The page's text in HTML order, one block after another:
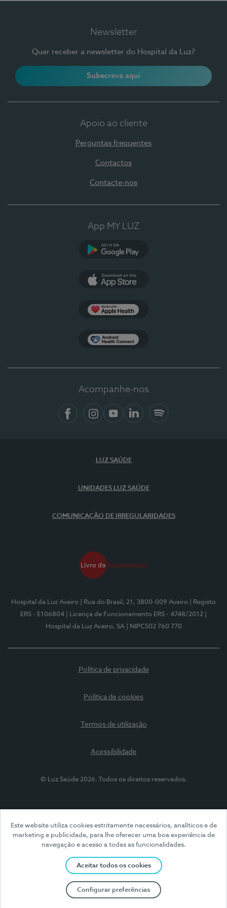
Este website utiliza cookies estritamente necessários, analíticos e de
marketing e publicidade, para lhe oferecer uma boa experiência de
navegação e acesso a todas as funcionalidades.
Aceitar todos os cookies
Configurar preferências
Newsletter
Quer receber a newsletter do Hospital da Luz?
Subscreva aqui
Apoio ao cliente
Perguntas frequentes
Contactos
Contacte-nos
App MY LUZ
Acompanhe-nos
LUZ SAÚDE
UNIDADES LUZ SAÚDE
COMUNICAÇÃO DE IRREGULARIDADES
Hospital da Luz Aveiro | Rua do Brasil, 21, 3800-009 Aveiro
| Registo
ERS - E106804
| Licença de Funcionamento ERS - 4748/2012
Hospital da Luz Aveiro, SA
| NIPC502 760 770
Política de privacidade
Política de cookies
Termos de utilização
Acessibilidade
© Luz Saúde 2026. Todos os direitos reservados.